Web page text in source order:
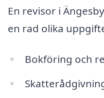
En revisor i
en rad olika
Bokföring och